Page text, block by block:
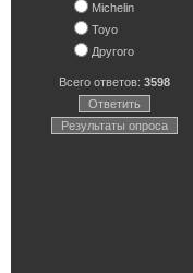
Michelin
Toyo
Другого
Всего ответов: 3598
Ответить
Результаты опроса